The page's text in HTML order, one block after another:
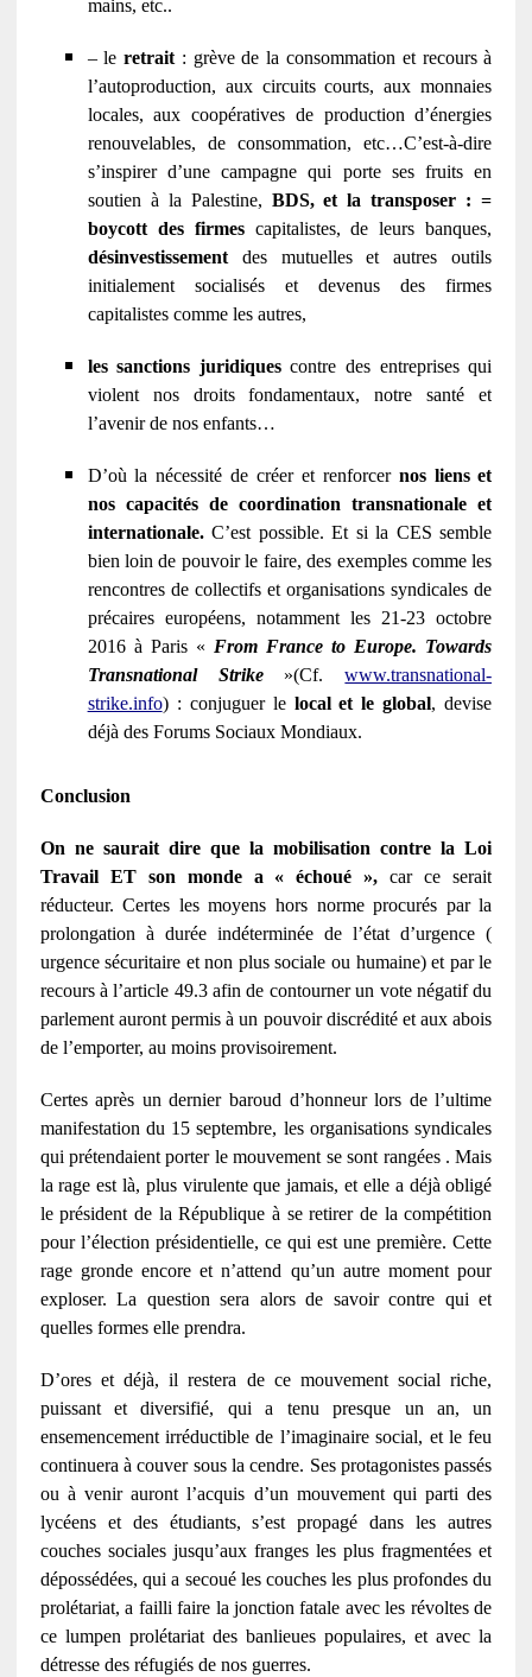
mains, etc..
– le retrait: grève de la consommation et recours à
l’autoproduction, aux circuits courts, aux monnaies
locales, aux coopératives de production d’énergies
renouvelables, de consommation, etc…C’est-à-dire
s’inspirer d’une campagne qui porte ses fruits en
soutien à la Palestine, BDS, et la transposer : =
boycott des firmes capitalistes, de leurs banques,
désinvestissement des mutuelles et autres outils
initialement socialisés et devenus des firmes
capitalistes comme les autres,
les sanctions juridiquescontre des entreprises qui
violent nos droits fondamentaux, notre santé et
l’avenir de nos enfants…
D’où la nécessité de créer et renforcer nos liens et
nos capacités de coordination transnationale et
internationale.C’est possible. Et si la CES semble
bien loin de pouvoir le faire, des exemples comme les
rencontres de collectifs et organisations syndicales de
précaires européens, notamment les 21-23 octobre
2016 à Paris « From France to Europe. Towards
Transnational Strike»(Cf.www.transnational-
strike.info) : conjuguer lelocal et le global, devise
déjà des Forums Sociaux Mondiaux.
Conclusion
On ne saurait dire que la mobilisation contre la Loi
Travail ET son monde a « échoué »,car ce serait
réducteur. Certes les moyens hors norme procurés par la
prolongation à durée indéterminée de l’état d’urgence (
urgence sécuritaire et non plus sociale ou humaine) et par le
recours à l’article 49.3 afin de contourner un vote négatif du
parlement auront permis à un pouvoir discrédité et aux abois
de l’emporter, au moins provisoirement.
Certes après un dernier baroud d’honneur lors de l’ultime
manifestation du 15 septembre, les organisations syndicales
qui prétendaient porter le mouvement se sont rangées . Mais
la rage est là, plus virulente que jamais, et elle a déjà obligé
le président de la République à se retirer de la compétition
pour l’élection présidentielle, ce qui est une première. Cette
rage gronde encore et n’attend qu’un autre moment pour
exploser. La question sera alors de savoir contre qui et
quelles formes elle prendra.
D’ores et déjà, il restera de ce mouvement social riche,
puissant et diversifié, qui a tenu presque un an, un
ensemencement irréductible de l’imaginaire social, et le feu
continuera à couver sous la cendre. Ses protagonistes passés
ou à venir auront l’acquis d’un mouvement qui parti des
lycéens et des étudiants, s’est propagé dans les autres
couches sociales jusqu’aux franges les plus fragmentées et
dépossédées, qui a secoué les couches les plus profondes du
prolétariat, a failli faire la jonction fatale avec les révoltes de
ce lumpen prolétariat des banlieues populaires, et avec la
détresse des réfugiés de nos guerres.